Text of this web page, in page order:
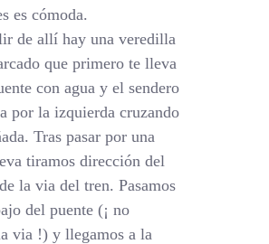
es cómoda.
de allí hay una veredilla
que primero te lleva
con agua y el sendero
por la izquierda cruzando
Tras pasar por una
tiramos dirección del
la via del tren. Pasamos
del puente (¡ no
via !) y llegamos a la